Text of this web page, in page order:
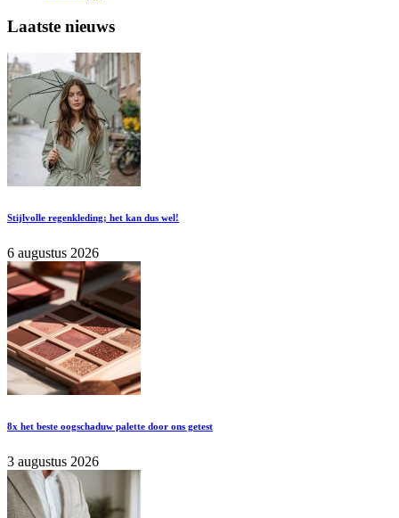
Laatste nieuws
Stijlvolle regenkleding; het kan dus wel!
6 augustus 2026
8x het beste oogschaduw palette door ons getest
3 augustus 2026